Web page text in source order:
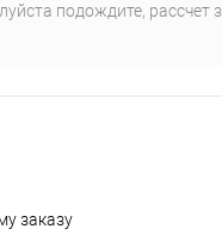
подождите, рассчет
заказу